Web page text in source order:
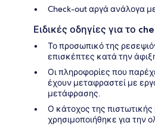
Check-out αργά ανάλογα
Ειδικές οδηγίες για το
Το προσωπικό της
επισκέπτες κατά την
Οι πληροφορίες που
έχουν μεταφραστεί με
μετάφρασης.
Ο κάτοχος της
χρησιμοποιήθηκε για την